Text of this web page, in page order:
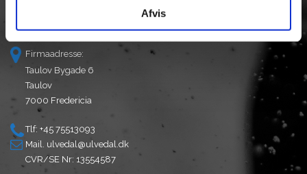
Afvis
KONTAKT
Firmaadresse:
Taulov Bygade 6
Taulov
7000 Fredericia
Tlf: +45 75513093
Mail. ulvedal@ulvedal.dk
CVR/SE Nr: 13554587